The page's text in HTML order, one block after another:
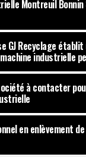
Montreuil
GJ Recyclage établit
industrielle
à contacter
en enlèvement